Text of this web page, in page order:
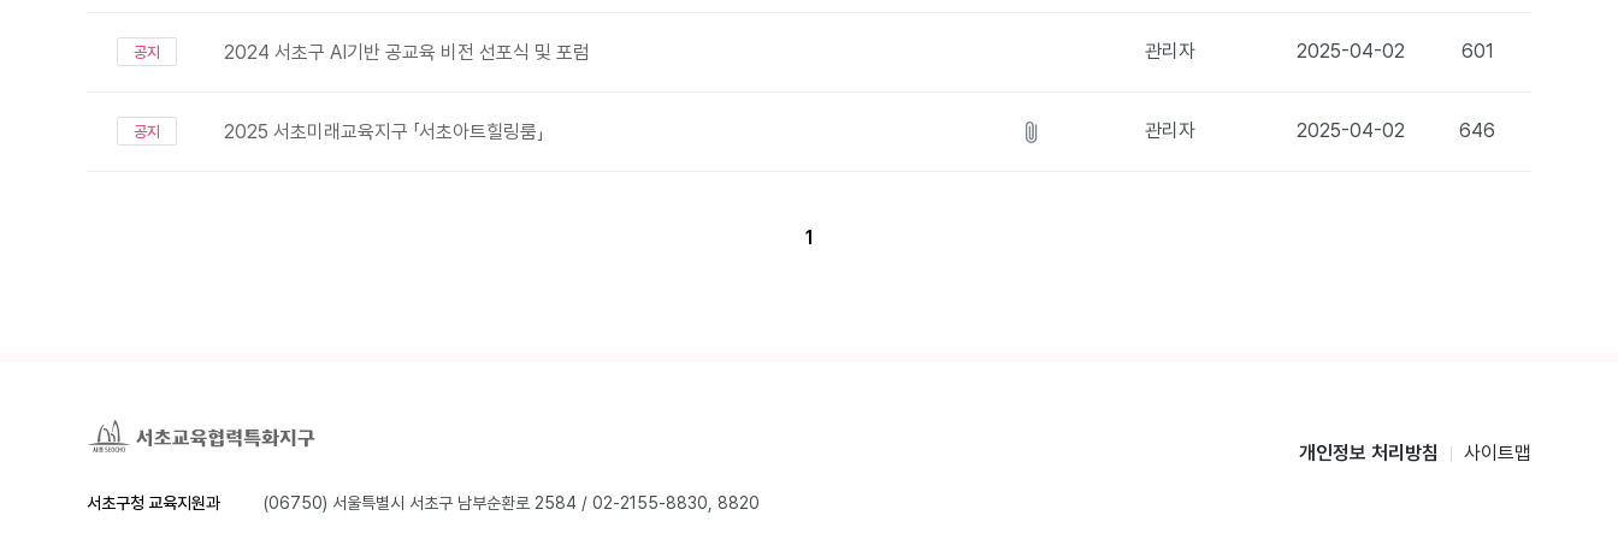
공지 2024 서초구 AI기반 공교육 비전 선포식 및 포럼 관리자 2025-04-02 601
공지 2025 서초미래교육지구 「서초아트힐링룸」 관리자 2025-04-02 646
1
개인정보 처리방침 사이트맵
서초구청 교육지원과 (06750) 서울특별시 서초구 남부순환로 2584 / 02-2155-8830, 8820